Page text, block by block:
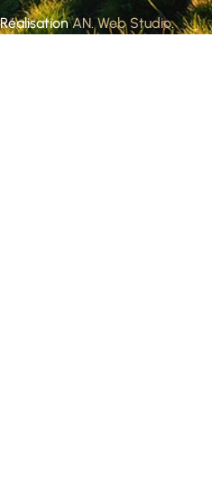
RéalisationAN. Web Studio.